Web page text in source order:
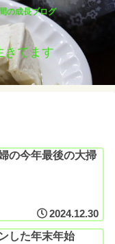
の成長ブログ
きてます
の今年最後の大掃
2024.12.30
した年末年始